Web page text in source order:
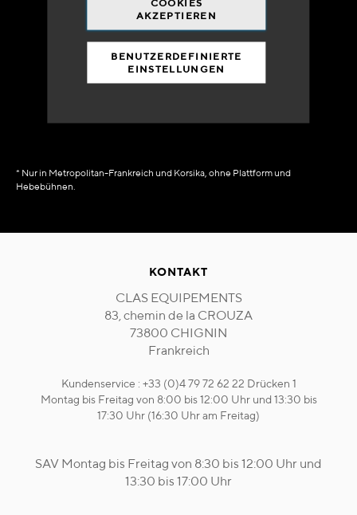
COOKIES
AKZEPTIEREN
BENUTZERDEFINIERTE
EINSTELLUNGEN
90% des Katalogs
in Verfügbarkeit
* Nur in Metropolitan-Frankreich und Korsika, ohne Plattform und
Hebebühnen.
KONTAKT
CLAS EQUIPEMENTS
83, chemin de la CROUZA
73800 CHIGNIN
Frankreich
Kundenservice : +33 (0)4 79 72 62 22 Drücken 1
Montag bis Freitag von 8:00 bis 12:00 Uhr und 13:30 bis
17:30 Uhr (16:30 Uhr am Freitag)
SAV Montag bis Freitag von 8:30 bis 12:00 Uhr und
13:30 bis 17:00 Uhr